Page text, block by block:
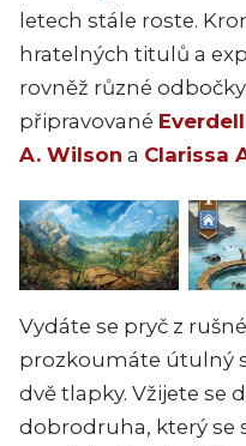
letech stále roste.
hratelných titulů a
rovněž různé
připravované
A. Wilson a Clarissa
Vydáte se pryč z
prozkoumáte útulný
dvě tlapky. Vžijete se
dobrodruha, který se